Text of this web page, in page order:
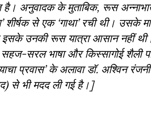
है। अनुवादक के मुताबिक, रूस
शीर्षक से एक ‘गाथा’ रची थी।
इसके उनकी रूस यात्रा आसान नहीं
सरल भाषा और किस्सागोई शैली
प्रवास’ के अलावा डॉ. अश्विन
से भी मदद ली गई है।]